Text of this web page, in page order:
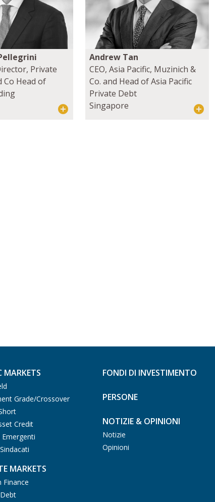
Private
Co Head of
Andrew Tan
CEO, Asia Pacific, Muzinich &
Co. and Head of Asia Pacific
Private Debt
Singapore
MARKETS
Grade/Crossover
Credit
MARKETS
Finance
FONDI DI INVESTIMENTO
PERSONE
NOTIZIE & OPINIONI
Notizie
Opinioni